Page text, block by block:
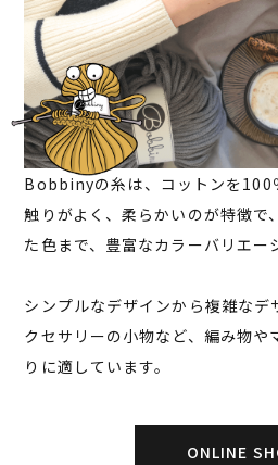
Bobbinyの糸は、コットンを100
触りがよく、柔らかいのが特徴で
た色まで、豊富なカラーバリエー
シンプルなデザインから複雑なデ
クセサリーの小物など、編み物や
りに適しています。
ONLINE